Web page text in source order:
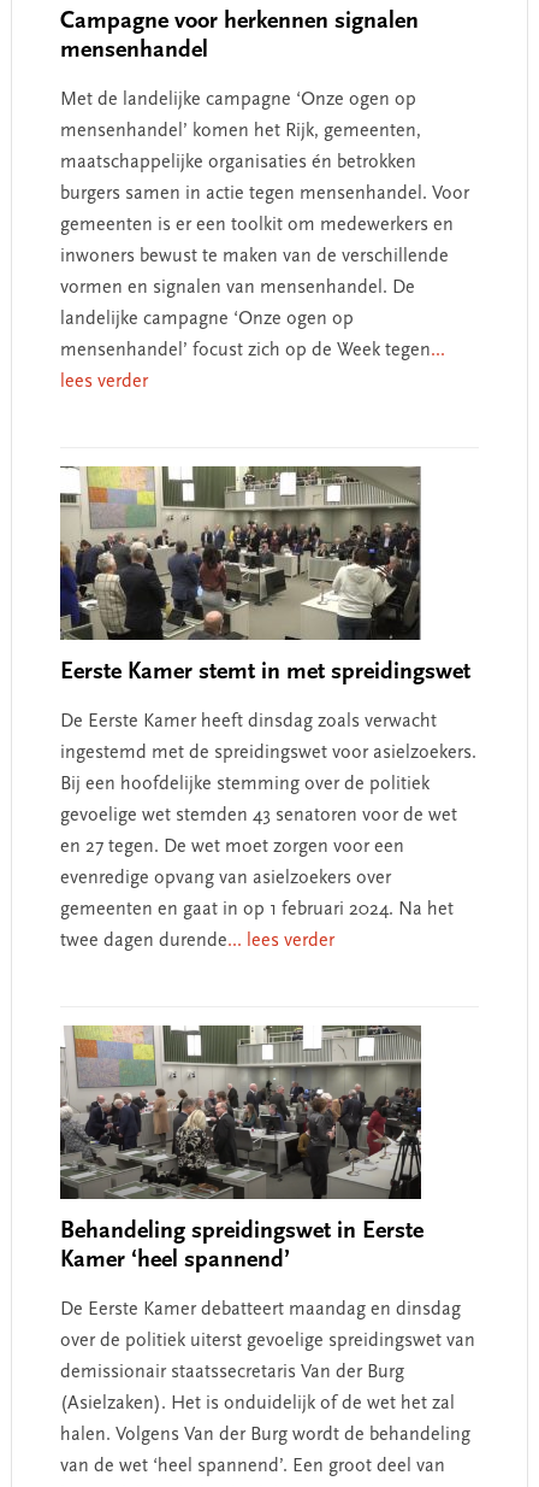
Campagne voor herkennen signalen
mensenhandel
Met de landelijke campagne ‘Onze ogen op
mensenhandel’ komen het Rijk, gemeenten,
maatschappelijke organisaties én betrokken
burgers samen in actie tegen mensenhandel. Voor
gemeenten is er een toolkit om medewerkers en
inwoners bewust te maken van de verschillende
vormen en signalen van mensenhandel. De
landelijke campagne ‘Onze ogen op
mensenhandel’ focust zich op de Week tegen...
lees verder
Eerste Kamer stemt in met spreidingswet
De Eerste Kamer heeft dinsdag zoals verwacht
ingestemd met de spreidingswet voor asielzoekers.
Bij een hoofdelijke stemming over de politiek
gevoelige wet stemden 43 senatoren voor de wet
en 27 tegen. De wet moet zorgen voor een
evenredige opvang van asielzoekers over
gemeenten en gaat in op 1 februari 2024. Na het
twee dagen durende... lees verder
Behandeling spreidingswet in Eerste
Kamer ‘heel spannend’
De Eerste Kamer debatteert maandag en dinsdag
over de politiek uiterst gevoelige spreidingswet van
demissionair staatssecretaris Van der Burg
(Asielzaken). Het is onduidelijk of de wet het zal
halen. Volgens Van der Burg wordt de behandeling
van de wet ‘heel spannend’. Een groot deel van